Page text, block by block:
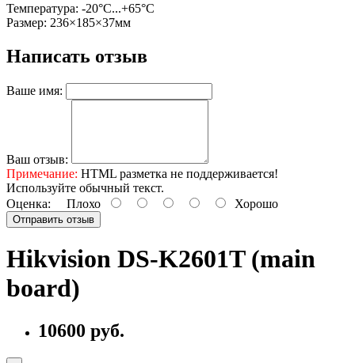
Температура: -20°C...+65°C
Размер: 236×185×37мм
Написать отзыв
Ваше имя:
Ваш отзыв:
Примечание: HTML разметка не поддерживается!
Используйте обычный текст.
Оценка: Плохо Хорошо
Отправить отзыв
Hikvision DS-K2601T (main
board)
10600 руб.